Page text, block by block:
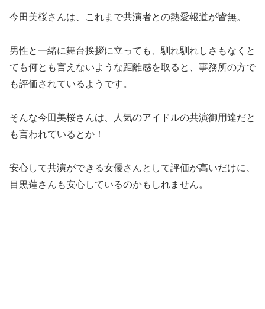
今田美桜さんは、これまで共演者との熱愛報道が皆無。
男性と一緒に舞台挨拶に立っても、馴れ馴れしさもなくと
ても何とも言えないような距離感を取ると、事務所の方で
も評価されているようです。
そんな今田美桜さんは、人気のアイドルの共演御用達だと
も言われているとか！
安心して共演ができる女優さんとして評価が高いだけに、
目黒蓮さんも安心しているのかもしれません。